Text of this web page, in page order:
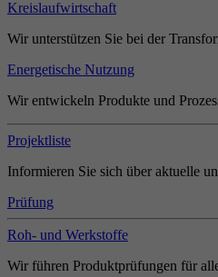
Kreislaufwirtschaft
Wir unterstützen Sie bei der
Energetische Nutzung
Wir entwickeln Produkte und
Projektliste
Informieren Sie sich über aktuelle
Prüfung
Roh- und Werkstoffe
Wir führen Produktprüfungen für